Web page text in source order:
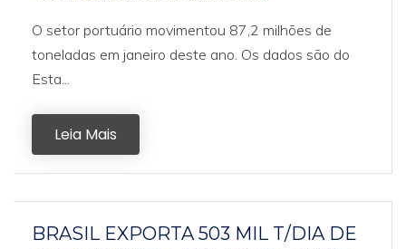
O setor portuário movimentou 87,2 milhões de
toneladas em janeiro deste ano. Os dados são do
Esta...
Leia Mais
BRASIL EXPORTA 503 MIL T/DIA DE